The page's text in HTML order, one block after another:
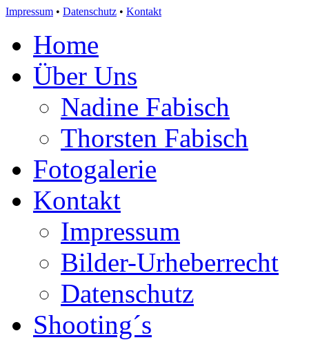
Impressum • Datenschutz • Kontakt
Home
Über Uns
Nadine Fabisch
Thorsten Fabisch
Fotogalerie
Kontakt
Impressum
Bilder-Urheberrecht
Datenschutz
Shooting´s